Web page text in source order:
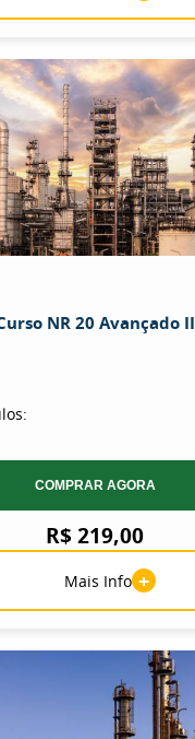
NR 20 Avançado II
COMPRAR AGORA
R$ 219,00
Mais Info +